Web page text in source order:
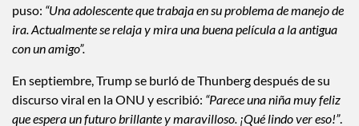
Poco después, Thunberg actualizó su biografía de Twitter y
puso:“Una adolescente que trabaja en su problema de manejo de
ira. Actualmente se relaja y mira una buena película a la antigua
En septiembre, Trump se burló de Thunberg después de su
discurso viral en la ONU y escribió:“Parece una niña muy feliz